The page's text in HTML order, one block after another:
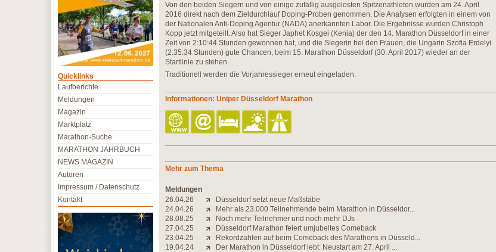
Von den beiden Siegern und von einige zufällig ausgelosten Spitzenathleten wurden am 24. April
2016 direkt nach dem Zieldurchlauf Doping-Proben genommen. Die Analysen erfolgten in einem von
der Nationalen Anti-Doping Agentur (NADA) anerkannten Labor. Die Ergebnisse wurden Christoph
Kopp jetzt mitgeteilt. Also hat Sieger Japhet Kosgei (Kenia) der den 14. Marathon Düsseldorf in einer
Zeit von 2:10:44 Stunden gewonnen hat, und die Siegerin bei den Frauen, die Ungarin Szofia Erdelyi
(2:35:34 Stunden) gute Chancen, beim 15. Marathon Düsseldorf (30. April 2017) wieder an der
Startlinie zu stehen.
Traditionell werden die Vorjahressieger erneut eingeladen.
Informationen: Uniper Düsseldorf Marathon
Mehr zum Thema
Meldungen
26.04.26
Düsseldorf setzt neue Maßstäbe
24.04.26
Mehr als 23.000 Teilnehmende beim Marathon in Düsseldor...
28.08.25
Noch mehr Teilnehmer und noch mehr DJs
27.04.25
Düsseldorf Marathon feiert umjubeltes Comeback
23.04.25
Rekordzahlen auf beim Comeback des Marathons in Düsseld...
19.04.24
Der Marathon in Düsseldorf lebt: Neustart am 27. April ...
Quicklinks
Laufberichte
Meldungen
Magazin
Marktplatz
Marathon-Suche
MARATHON JAHRBUCH
NEWS MAGAZIN
Autoren
Impressum / Datenschutz
Kontakt